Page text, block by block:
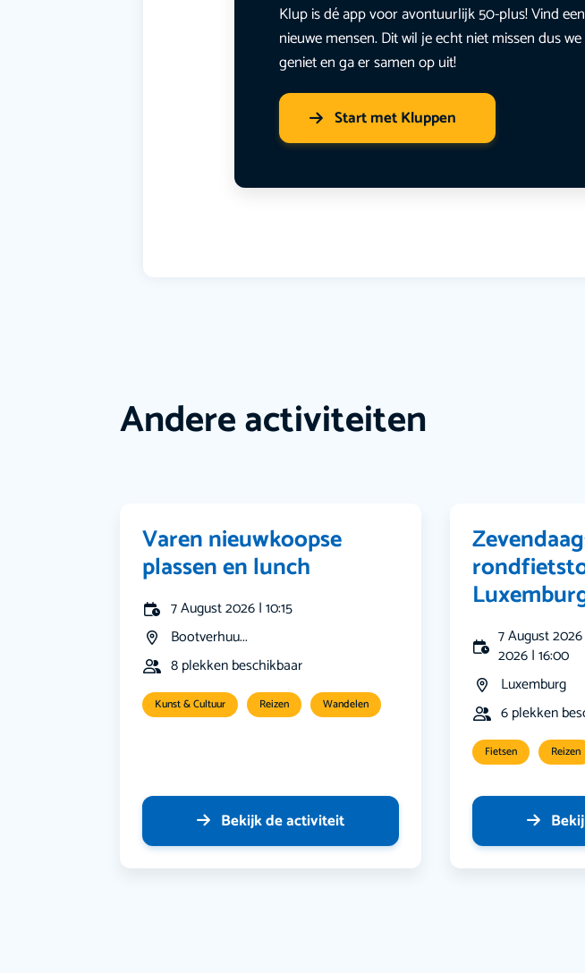
Klup is dé app voor avontuurlijk 50-plus! Vind
nieuwe mensen. Dit wil je echt niet missen dus
geniet en ga er samen op uit!
Start met Kluppen
Andere activiteiten
Varen nieuwkoopse
plassen en lunch
7 August 2026 | 10:15
Bootverhuu...
8 plekken beschikbaar
Kunst & Cultuur Reizen Wandelen
Bekijk de activiteit
7 August
2026 | 16:00
Luxemburg
6 plekken
Fietsen Reizen